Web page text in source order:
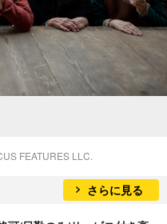
FEATURES LLC.
さらに見る